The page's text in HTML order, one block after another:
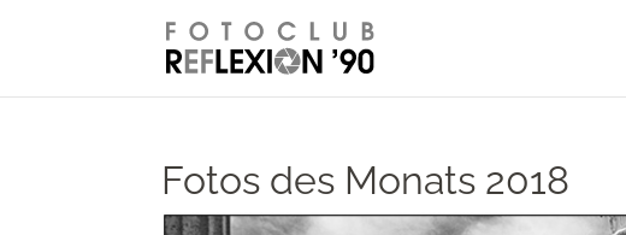
// Disable right-click from images
Fotos des Monats 2018